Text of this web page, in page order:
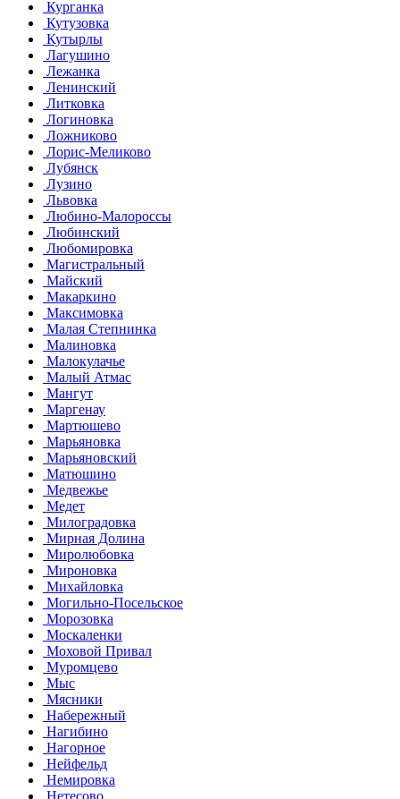
Курганка
Кутузовка
Кутырлы
Лагушино
Лежанка
Ленинский
Литковка
Логиновка
Ложниково
Лорис-Меликово
Лубянск
Лузино
Львовка
Любино-Малороссы
Любинский
Любомировка
Магистральный
Майский
Макаркино
Максимовка
Малая Степнинка
Малиновка
Малокулачье
Малый Атмас
Мангут
Маргенау
Мартюшево
Марьяновка
Марьяновский
Матюшино
Медвежье
Медет
Милоградовка
Мирная Долина
Миролюбовка
Мироновка
Михайловка
Могильно-Посельское
Морозовка
Москаленки
Моховой Привал
Муромцево
Мыс
Мясники
Набережный
Нагибино
Нагорное
Нейфельд
Немировка
Нетесово